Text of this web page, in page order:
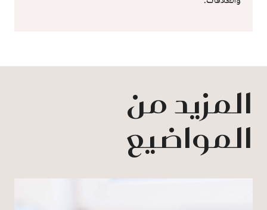
المزيد من
المواضيع